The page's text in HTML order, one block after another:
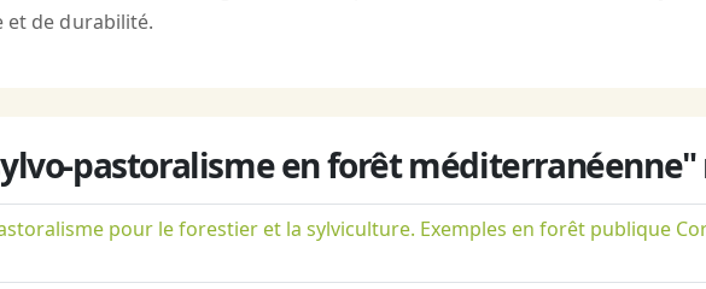
de durabilité.
pastoralisme en forêt méditerranéenne"
pour le forestier et la sylviculture. Exemples en forêt publique